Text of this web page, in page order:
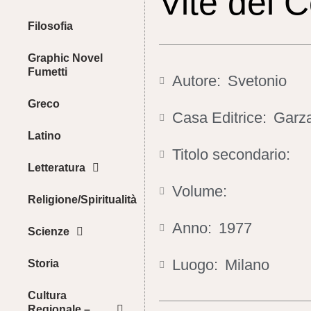
Filosofia
Graphic Novel
Fumetti
Greco
Latino
Letteratura
Religione/Spiritualità
Scienze
Storia
Cultura
Autore: Svetonio
Casa Editrice:
Titolo secondario:
Volume:
Anno: 1977
Luogo: Milano